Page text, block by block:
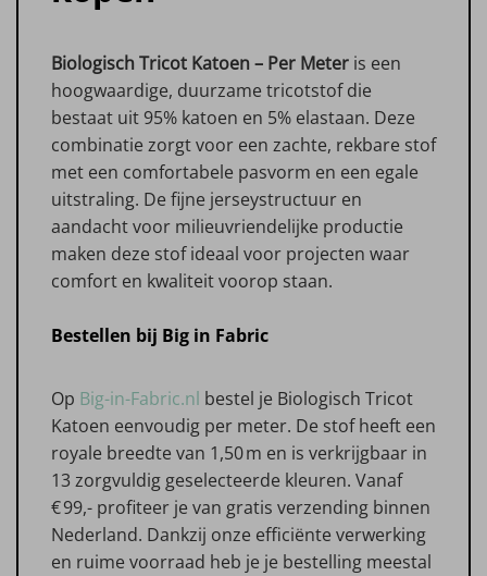
Biologisch Tricot Katoen – Per Meter is een
hoogwaardige, duurzame tricotstof die
bestaat uit 95% katoen en 5% elastaan. Deze
combinatie zorgt voor een zachte, rekbare stof
met een comfortabele pasvorm en een egale
uitstraling. De fijne jerseystructuur en
aandacht voor milieuvriendelijke productie
maken deze stof ideaal voor projecten waar
comfort en kwaliteit voorop staan.
Bestellen bij Big in Fabric
Op Big-in-Fabric.nl bestel je Biologisch Tricot
Katoen eenvoudig per meter. De stof heeft een
royale breedte van 1,50 m en is verkrijgbaar in
13 zorgvuldig geselecteerde kleuren. Vanaf
€ 99,- profiteer je van gratis verzending binnen
Nederland. Dankzij onze efficiënte verwerking
en ruime voorraad heb je je bestelling meestal